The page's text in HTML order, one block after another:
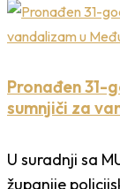
Pronađen 31-
sumnjiči za
U suradnji sa
županije